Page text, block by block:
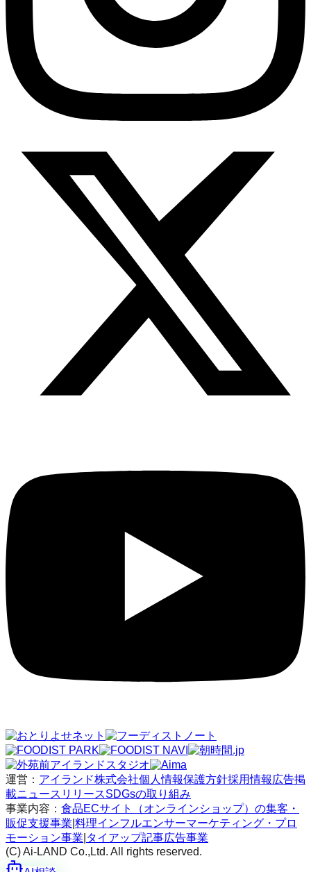
運営： アイランド株式会社個人情報保護方針採用情報 広告掲
載ニュースリリースSDGsの取り組み
事業内容： 食品ECサイト（オンラインショップ）の集客・
販促支援事業 料理インフルエンサーマーケティング・プロ
モーション事業 タイアップ記事広告事業
(C) Ai-LAND Co.,Ltd. All rights reserved.